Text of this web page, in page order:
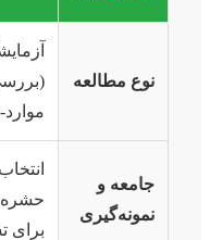
نوع مطالعه
جامعه و
نمونه‌گیری
برای